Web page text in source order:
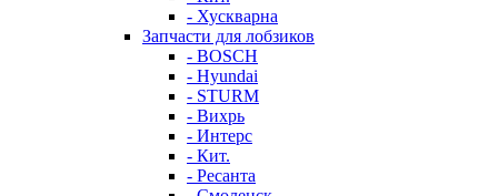
- Хускварна
Запчасти для лобзиков
- BOSCH
- Hyundai
- STURM
- Вихрь
- Интерс
- Кит.
- Ресанта